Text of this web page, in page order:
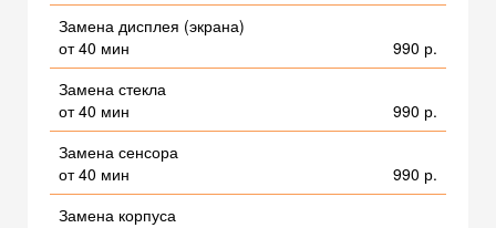
Замена дисплея (экрана)
от 40 мин
990 р.
Замена стекла
от 40 мин
990 р.
Замена сенсора
от 40 мин
990 р.
Замена корпуса